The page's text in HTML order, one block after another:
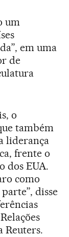
um
em uma
de
o
também
liderança
frente o
dos EUA.
como
disse
Reuters.